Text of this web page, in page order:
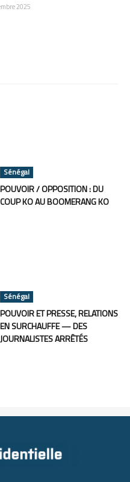
2025
Sénégal
POUVOIR / OPPOSITION : DU
COUP KO AU BOOMERANG KO
Sénégal
POUVOIR ET PRESSE, RELATIONS
EN SURCHAUFFE — DES
JOURNALISTES ARRÊTÉS